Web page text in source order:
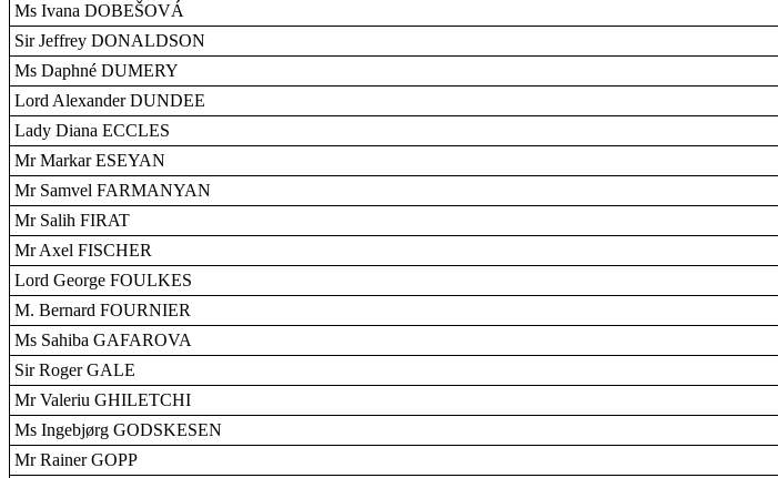
Ms Ivana DOBEŠOVÁ
Sir Jeffrey DONALDSON
Ms Daphné DUMERY
Lord Alexander DUNDEE
Lady Diana ECCLES
Mr Markar ESEYAN
Mr Samvel FARMANYAN
Mr Salih FIRAT
Mr Axel FISCHER
Lord George FOULKES
M. Bernard FOURNIER
Ms Sahiba GAFAROVA
Sir Roger GALE
Mr Valeriu GHILETCHI
Ms Ingebjørg GODSKESEN
Mr Rainer GOPP